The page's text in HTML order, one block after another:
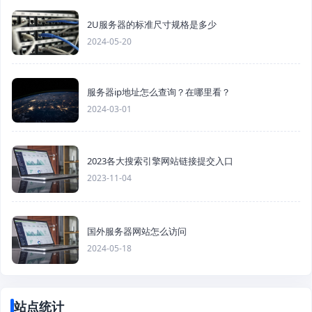
2U服务器的标准尺寸规格是多少
2024-05-20
服务器ip地址怎么查询？在哪里看？
2024-03-01
2023各大搜索引擎网站链接提交入口
2023-11-04
国外服务器网站怎么访问
2024-05-18
站点统计